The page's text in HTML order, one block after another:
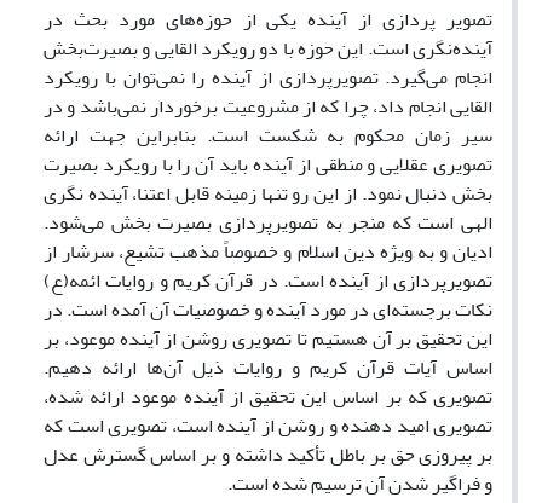
تصویر پردازی از آینده یکی از حوزه‌‌‌های مورد بحث در
آینده‌نگری است. این حوزه با دو رویکرد القایی و بصیرت‌بخش
انجام می‌گیرد. تصویرپردازی از آینده را نمی‌توان با رویکرد
القایی انجام داد، چرا که از مشروعیت برخوردار نمی‌باشد و در
سیر زمان محکوم به شکست است. بنابراین جهت ارائه
تصویری عقلایی و منطقی از آینده باید آن را با رویکرد بصیرت
بخش دنبال نمود. از این رو تنها زمینه قابل اعتنا، آینده نگری
الهی است که منجر به تصویرپردازی بصیرت بخش می‌شود.
ادیان و به ویژه دین اسلام و خصوصاً مذهب تشیع، سرشار از
تصویرپردازی از آینده است. در قرآن کریم و روایات ائمه(ع)
نکات برجسته‌ای در مورد آینده و خصوصیات آن آمده است. در
این تحقیق بر آن هستیم تا تصویری روشن از آینده موعود، بر
اساس آیات قرآن کریم و روایات ذیل آن‌‌ها ارائه دهیم.
تصویری که بر اساس این تحقیق از آینده موعود ارائه شده،
تصویری امید دهنده و روشن از آینده است، تصویری است که
بر پیروزی حق بر باطل تأکید داشته و بر اساس گسترش عدل
و فراگیر شدن آن ترسیم شده است.